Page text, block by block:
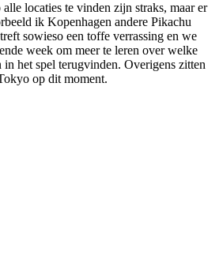
locaties te vinden zijn straks, maar er
ik Kopenhagen andere Pikachu
sowieso een toffe verrassing en we
week om meer te leren over welke
het spel terugvinden. Overigens zitten
op dit moment.